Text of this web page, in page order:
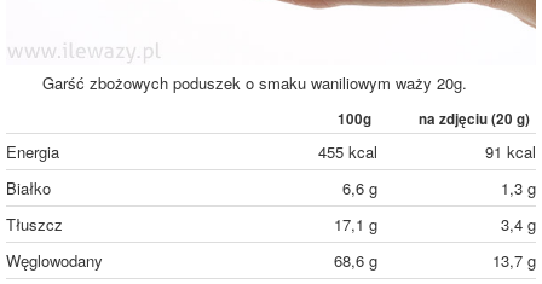
Garść zbożowych poduszek o smaku waniliowym waży 20g.
100g na zdjęciu (20 g)
Energia 455 kcal
91 kcal
Białko
6,6 g
1,3 g
Tłuszcz
17,1 g
3,4 g
Węglowodany
68,6 g
13,7 g